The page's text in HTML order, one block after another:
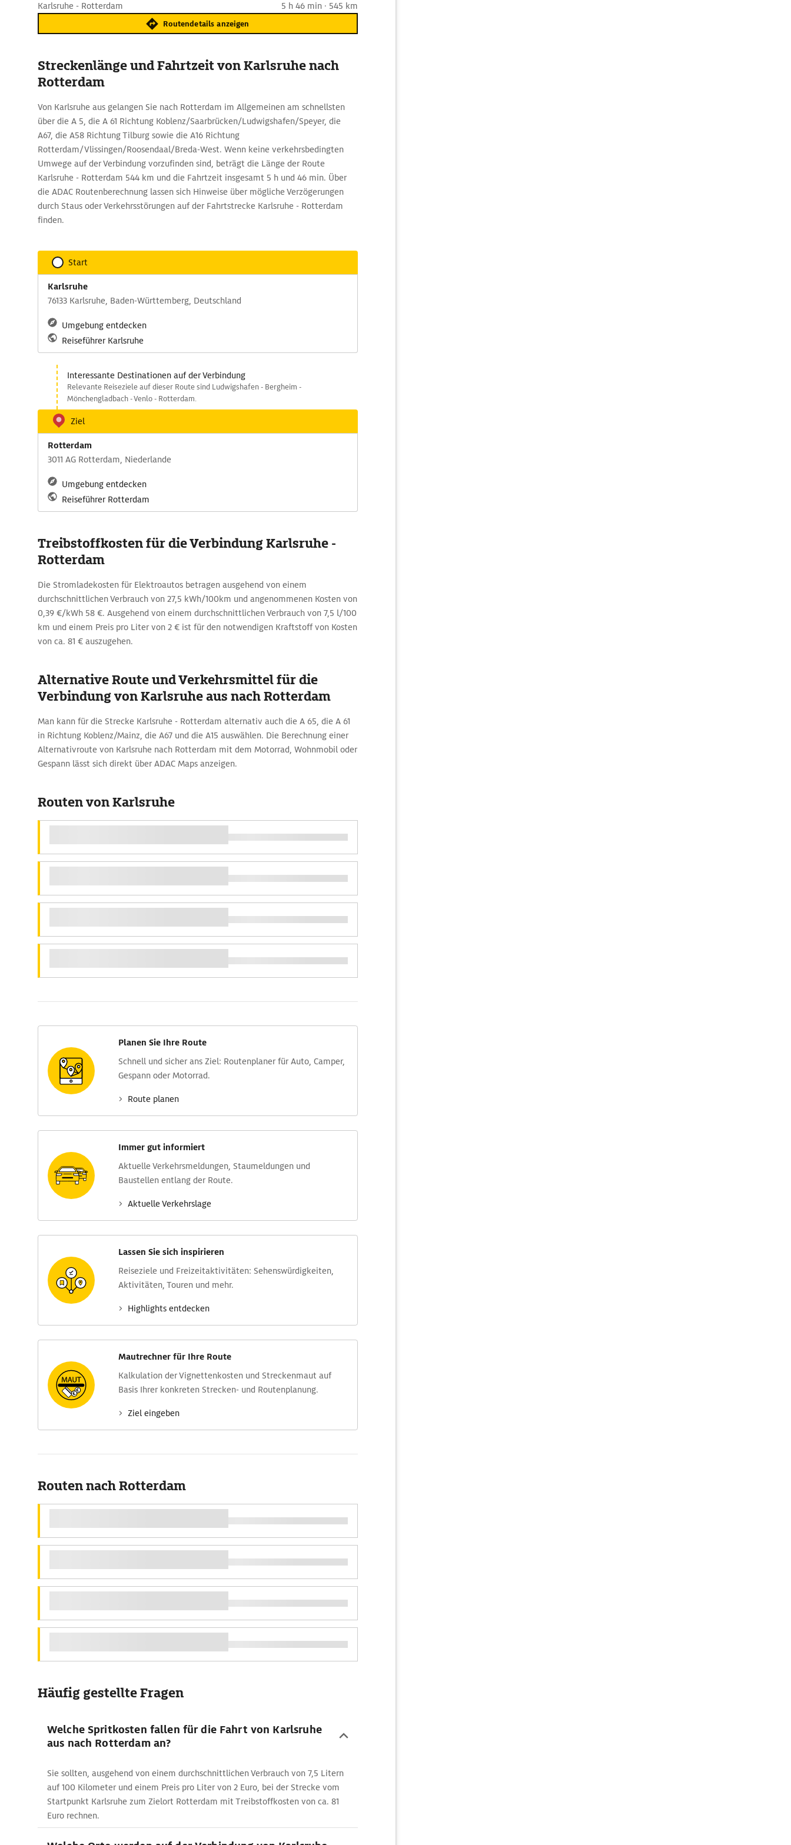
Karlsruhe - Rotterdam 5 h 46 min · 545 km
Routendetails anzeigen
Streckenlänge und Fahrtzeit von Karlsruhe nach
Rotterdam
Von Karlsruhe aus gelangen Sie nach Rotterdam im Allgemeinen am schnellsten
über die A 5, die A 61 Richtung Koblenz/Saarbrücken/Ludwigshafen/Speyer, die
A67, die A58 Richtung Tilburg sowie die A16 Richtung
Rotterdam/Vlissingen/Roosendaal/Breda-West. Wenn keine verkehrsbedingten
Umwege auf der Verbindung vorzufinden sind, beträgt die Länge der Route
Karlsruhe - Rotterdam 544 km und die Fahrtzeit insgesamt 5 h und 46 min. Über
die ADAC Routenberechnung lassen sich Hinweise über mögliche Verzögerungen
durch Staus oder Verkehrsstörungen auf der Fahrtstrecke Karlsruhe - Rotterdam
finden.
Start
Karlsruhe
76133 Karlsruhe, Baden-Württemberg, Deutschland
Umgebung entdecken
Reiseführer Karlsruhe
Interessante Destinationen auf der Verbindung
Relevante Reiseziele auf dieser Route sind Ludwigshafen - Bergheim -
Mönchengladbach - Venlo - Rotterdam.
Ziel
Rotterdam
3011 AG Rotterdam, Niederlande
Umgebung entdecken
Reiseführer Rotterdam
Treibstoffkosten für die Verbindung Karlsruhe -
Rotterdam
Die Stromladekosten für Elektroautos betragen ausgehend von einem
durchschnittlichen Verbrauch von 27,5 kWh/100km und angenommenen Kosten von
0,39 €/kWh 58 €. Ausgehend von einem durchschnittlichen Verbrauch von 7,5 l/100
km und einem Preis pro Liter von 2 € ist für den notwendigen Kraftstoff von Kosten
von ca. 81 € auszugehen.
Alternative Route und Verkehrsmittel für die
Verbindung von Karlsruhe aus nach Rotterdam
Man kann für die Strecke Karlsruhe - Rotterdam alternativ auch die A 65, die A 61
in Richtung Koblenz/Mainz, die A67 und die A15 auswählen. Die Berechnung einer
Alternativroute von Karlsruhe nach Rotterdam mit dem Motorrad, Wohnmobil oder
Gespann lässt sich direkt über ADAC Maps anzeigen.
Routen von Karlsruhe
Planen Sie Ihre Route
Schnell und sicher ans Ziel: Routen­planer für Auto, Camper,
Gespann oder Motorrad.
Route planen
Immer gut informiert
Aktuelle Verkehrs­meldungen, Stau­meldungen und
Baustellen entlang der Route.
Aktuelle Verkehrs­lage
Lassen Sie sich inspirieren
Reise­ziele und Freizeit­aktivitäten: Sehens­würdig­keiten,
Aktivitäten, Touren und mehr.
Highlights entdecken
Mautrechner für Ihre Route
Kalkulation der Vignettenkosten und Streckenmaut auf
Basis Ihrer konkreten Strecken- und Routenplanung.
Ziel eingeben
Routen nach Rotterdam
Häufig gestellte Fragen
Welche Spritkosten fallen für die Fahrt von Karlsruhe
aus nach Rotterdam an?
Sie sollten, ausgehend von einem durchschnittlichen Verbrauch von 7,5 Litern
auf 100 Kilometer und einem Preis pro Liter von 2 Euro, bei der Strecke vom
Startpunkt Karlsruhe zum Zielort Rotterdam mit Treibstoffkosten von ca. 81
Euro rechnen.